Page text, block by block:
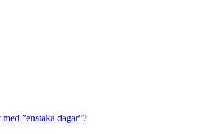
”enstaka dagar”?